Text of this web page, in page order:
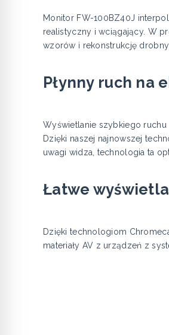
Monitor FW-100BZ40J
realistyczny i wciągający. W
wzorów i rekonstrukcję
Płynny ruch na
Wyświetlanie szybkiego ruchu
Dzięki naszej najnowszej
uwagi widza, technologia ta
Łatwe
Dzięki technologiom
materiały AV z urządzeń z